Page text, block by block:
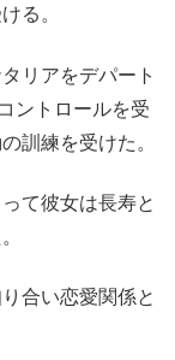
る。
リアをデパート
ントロールを受
訓練を受けた。
て彼女は長寿と
合い恋愛関係と